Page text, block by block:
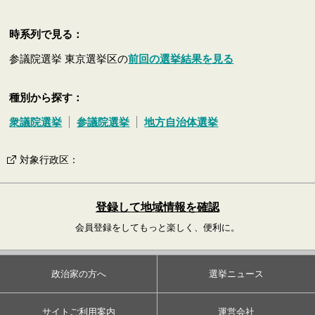
時系列で見る：
参議院選挙 東京選挙区の前回の選挙結果を見る
種別から探す：
衆議院選挙 参議院選挙 地方自治体選挙
対象行政区 ：
登録して地域情報を確認
会員登録をしてもっと楽しく、便利に。
政治家の方へ 選挙ニュース
サイトご利用案内 運営会社